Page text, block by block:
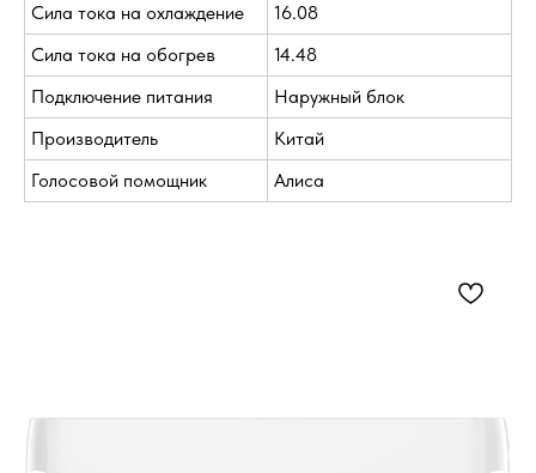
Сила тока на охлаждение
16.08
Сила тока на обогрев
14.48
Подключение питания
Наружный блок
Производитель
Китай
Голосовой помощник
Алиса